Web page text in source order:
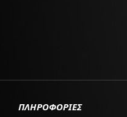
ΠΛΗΡΟΦΟΡΙΕΣ